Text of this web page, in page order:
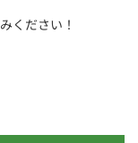
ください！